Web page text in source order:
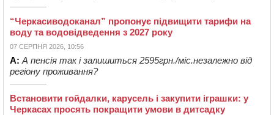
“Черкасиводоканал” пропонує підвищити тарифи на
воду та водовідведення з 2027 року
07 СЕРПНЯ 2026, 10:56
А: А пенсія так і залишиться 2595грн./міс.незалежно від
регіону проживання?
Встановити гойдалки, карусель і закупити іграшки: у
Черкасах просять покращити умови в дитсадку